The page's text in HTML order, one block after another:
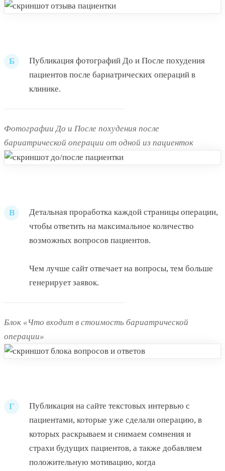
Б
Публикация фотографий До и После похудения
пациентов после бариатрических операций в
клинике.
Фотографии До и После похудения после
бариатрической операции от одной из пациенток
В
Детальная проработка каждой страницы операции,
чтобы ответить на максимальное количество
возможных вопросов пациентов.
Чем лучше сайт отвечает на вопросы, тем больше
генерирует заявок.
Блок «Что входит в стоимость бариатрической
операции»
Г
Публикация на сайте текстовых интервью с
пациентами, которые уже сделали операцию, в
которых раскрываем и снимаем сомнения и
страхи будущих пациентов, а также добавляем
положительную мотивацию, когда